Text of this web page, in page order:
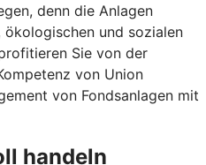
denn die Anlagen
und sozialen
Sie von der
von Union
von Fondsanlagen mit
handeln